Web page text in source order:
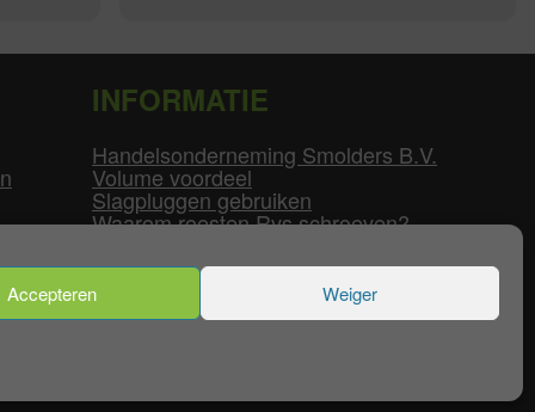
Accepteren Weiger
INFORMATIE
Handelsonderneming Smolders B.V.
Volume voordeel
Slagpluggen gebruiken
Waarom roesten Rvs schroeven?
Pvc-buizen diameters
Flenzen tabel